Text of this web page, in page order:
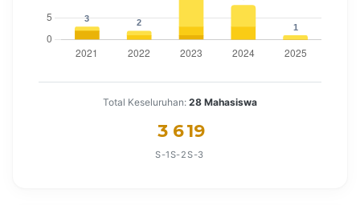
Total Keseluruhan: 28 Mahasiswa
3
S-1
6
S-2
19
S-3